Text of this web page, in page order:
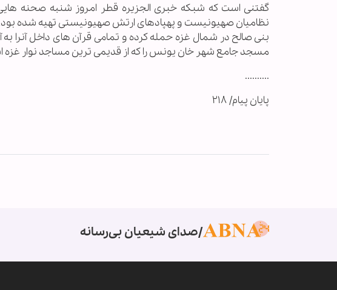
گفتنی است که شبکه خبری الجزیره قطر امروز شنبه صحنه
نظامیان صهیونیست و پهپادهای ارتش صهیونیستی تهیه شده
بنی صالح در شمال غزه حمله کرده و تمامی قرآن های داخل
مسجد جامع شهر خان یونس را که از قدیمی ترین مساجد نوار غزه
..........
پایان پیام/ ۲۱۸
صدای شیعیان بی‌رسانه